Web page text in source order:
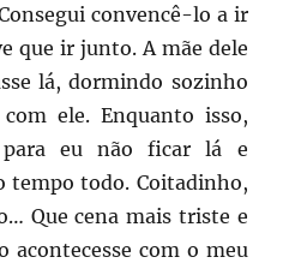
convencê-lo a ir
que ir junto. A mãe dele
lá, dormindo sozinho
ele. Enquanto isso,
eu não ficar lá e
tempo todo. Coitadinho,
Que cena mais triste e
acontecesse com o meu